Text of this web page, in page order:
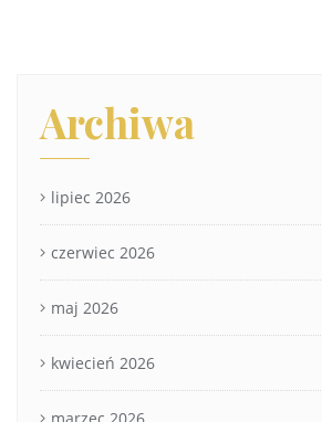
Archiwa
lipiec 2026
czerwiec 2026
maj 2026
kwiecień 2026